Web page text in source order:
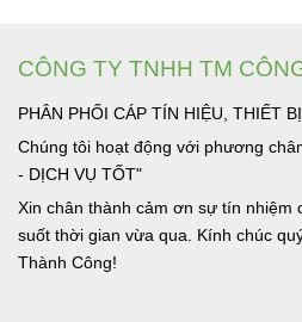
CÔNG TY TNHH TM
PHÂN PHỐI CÁP TÍN HIỆU, THIẾT
Chúng tôi hoạt động với phương
- DỊCH VỤ TỐT"
Xin chân thành cảm ơn sự tín nhiệm
suốt thời gian vừa qua. Kính chúc
Thành Công!